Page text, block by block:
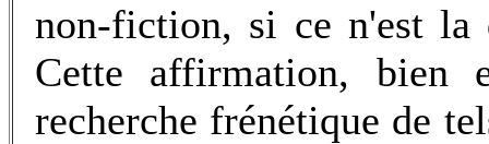
non-fiction, si ce n'est la
Cette affirmation, bien
recherche frénétique de